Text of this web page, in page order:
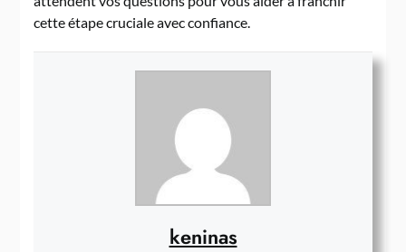
cette étape cruciale avec confiance.
keninas